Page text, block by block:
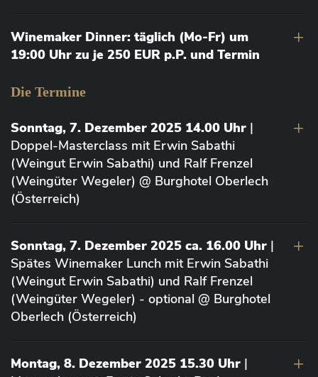
Winemaker Dinner: täglich (Mo-Fr) um
19:00 Uhr zu je 250 EUR p.P. und Termin
Die Termine
Sonntag, 7. Dezember 2025 14.00 Uhr |
Doppel-Masterclass mit Erwin Sabathi
(Weingut Erwin Sabathi) und Ralf Frenzel
(Weingüter Wegeler) @ Burghotel Oberlech
(Österreich)
Sonntag, 7. Dezember 2025 ca. 16.00 Uhr |
Spätes Winemaker Lunch mit Erwin Sabathi
(Weingut Erwin Sabathi) und Ralf Frenzel
(Weingüter Wegeler) - optional @ Burghotel
Oberlech (Österreich)
Montag, 8. Dezember 2025 15.30 Uhr |